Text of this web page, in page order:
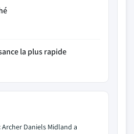
la plus rapide
Archer Daniels Midland a